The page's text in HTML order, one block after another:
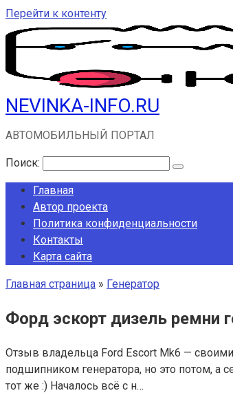
Перейти к контенту
NEVINKA-INFO.RU
АВТОМОБИЛЬНЫЙ ПОРТАЛ
Поиск:
Главная
Автор проекта
Политика конфиденциальности
Контакты
Карта сайта
Главная страница » Генератор
Форд эскорт дизель ремни
Отзыв владельца Ford Escort Mk6 —
подшипником генератора, но это потом, а
тот же :) Началось всё с н…